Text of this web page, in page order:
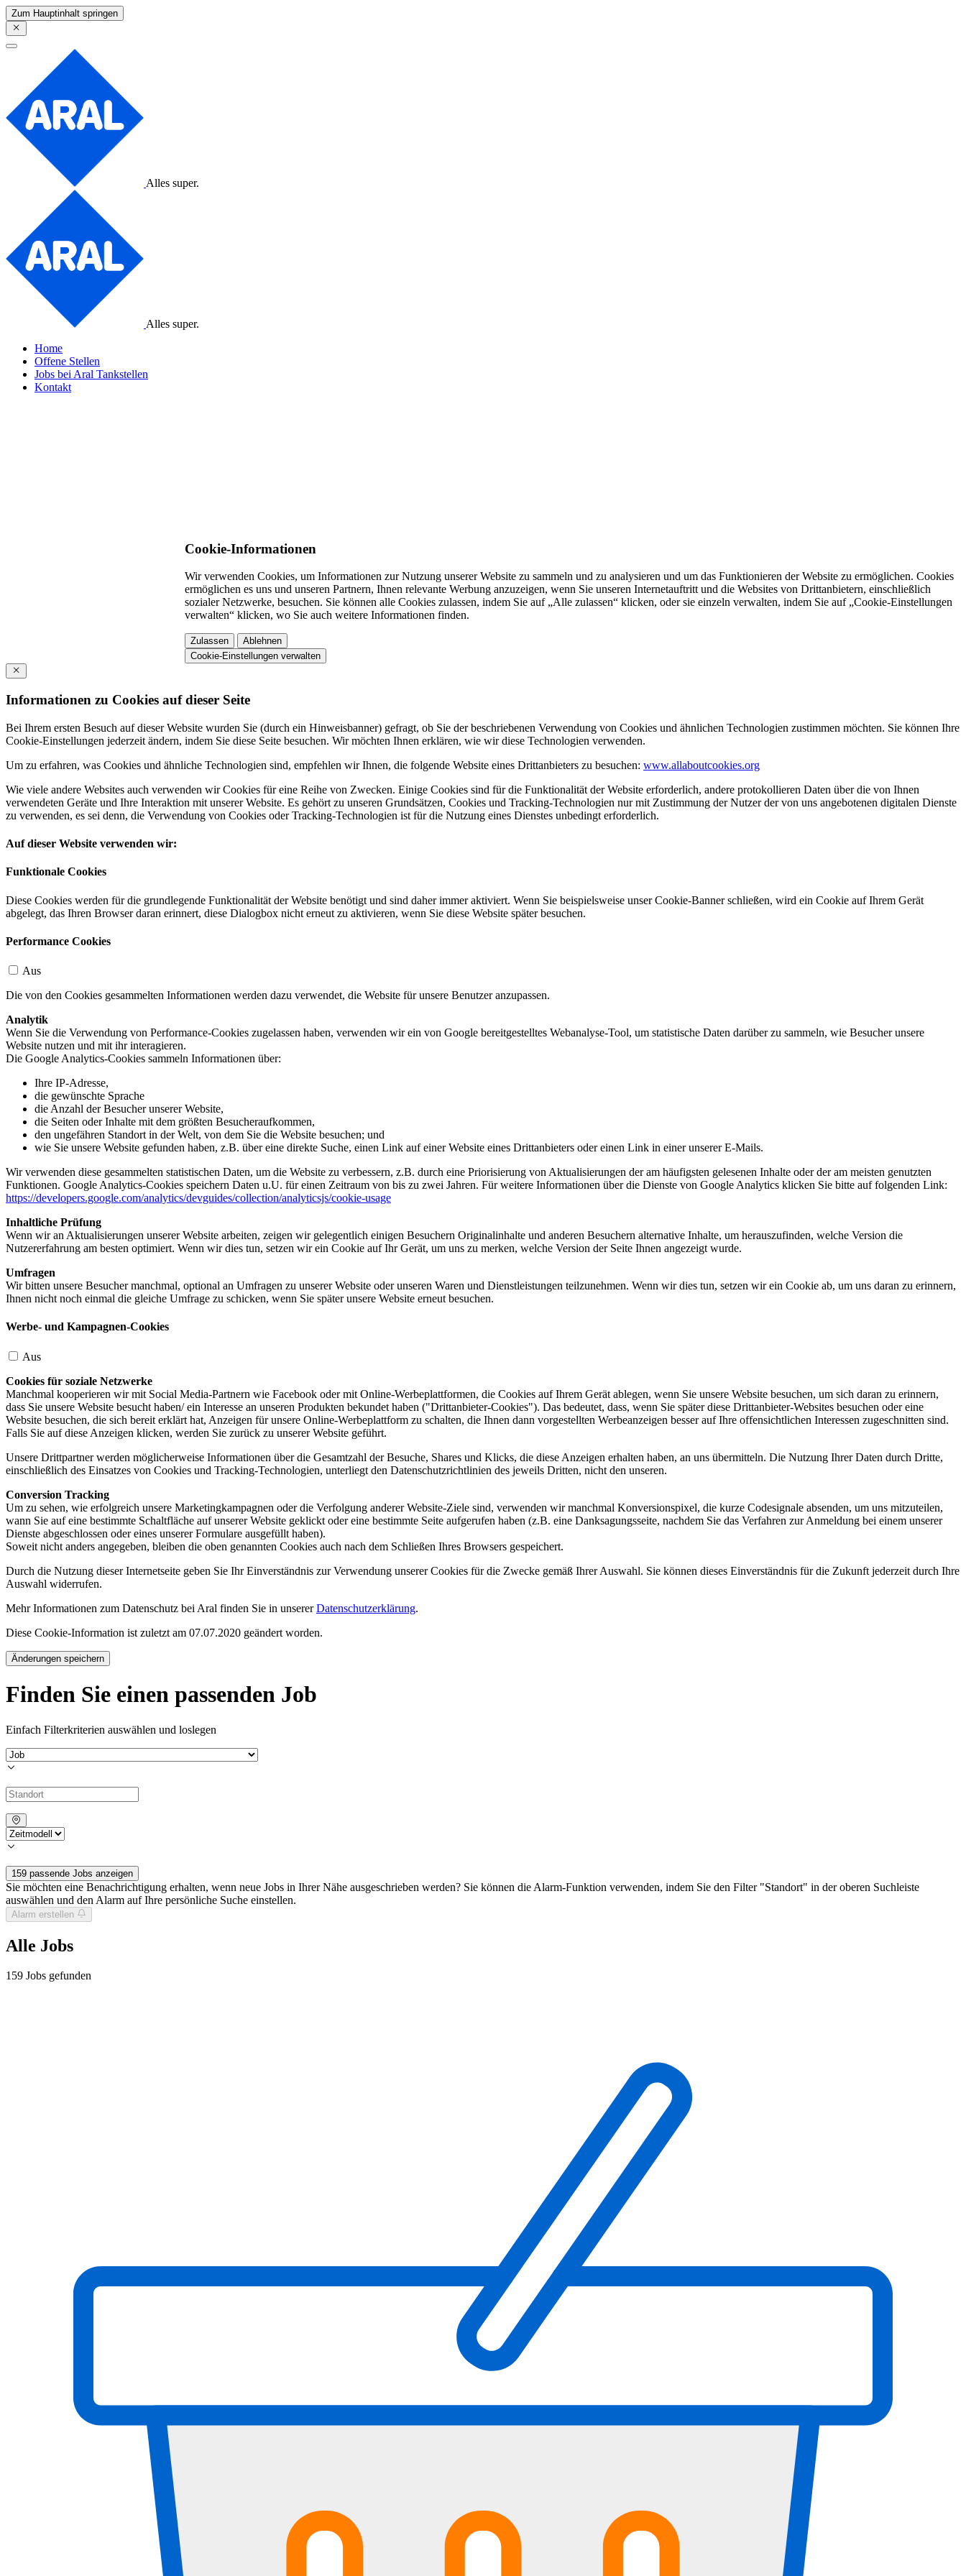
Zum Hauptinhalt springen
Alles super.
Alles super.
Home
Offene Stellen
Jobs bei Aral Tankstellen
Kontakt
Cookie-Informationen
Wir verwenden Cookies, um Informationen zur Nutzung unserer Website zu sammeln und zu analysieren und um das Funktionieren der Website zu ermöglichen. Cookies
ermöglichen es uns und unseren Partnern, Ihnen relevante Werbung anzuzeigen, wenn Sie unseren Internetauftritt und die Websites von Drittanbietern, einschließlich
sozialer Netzwerke, besuchen. Sie können alle Cookies zulassen, indem Sie auf „Alle zulassen“ klicken, oder sie einzeln verwalten, indem Sie auf „Cookie-Einstellungen
verwalten“ klicken, wo Sie auch weitere Informationen finden.
Zulassen
Ablehnen
Cookie-Einstellungen verwalten
Informationen zu Cookies auf dieser Seite
Bei Ihrem ersten Besuch auf dieser Website wurden Sie (durch ein Hinweisbanner) gefragt, ob Sie der beschriebenen Verwendung von Cookies und ähnlichen Technologien zustimmen möchten. Sie können Ihre
Cookie-Einstellungen jederzeit ändern, indem Sie diese Seite besuchen. Wir möchten Ihnen erklären, wie wir diese Technologien verwenden.
Um zu erfahren, was Cookies und ähnliche Technologien sind, empfehlen wir Ihnen, die folgende Website eines Drittanbieters zu besuchen: www.allaboutcookies.org
Wie viele andere Websites auch verwenden wir Cookies für eine Reihe von Zwecken. Einige Cookies sind für die Funktionalität der Website erforderlich, andere protokollieren Daten über die von Ihnen
verwendeten Geräte und Ihre Interaktion mit unserer Website. Es gehört zu unseren Grundsätzen, Cookies und Tracking-Technologien nur mit Zustimmung der Nutzer der von uns angebotenen digitalen Dienste
zu verwenden, es sei denn, die Verwendung von Cookies oder Tracking-Technologien ist für die Nutzung eines Dienstes unbedingt erforderlich.
Auf dieser Website verwenden wir:
Funktionale Cookies
Diese Cookies werden für die grundlegende Funktionalität der Website benötigt und sind daher immer aktiviert. Wenn Sie beispielsweise unser Cookie-Banner schließen, wird ein Cookie auf Ihrem Gerät
abgelegt, das Ihren Browser daran erinnert, diese Dialogbox nicht erneut zu aktivieren, wenn Sie diese Website später besuchen.
Performance Cookies
Aus
Die von den Cookies gesammelten Informationen werden dazu verwendet, die Website für unsere Benutzer anzupassen.
Analytik
Wenn Sie die Verwendung von Performance-Cookies zugelassen haben, verwenden wir ein von Google bereitgestelltes Webanalyse-Tool, um statistische Daten darüber zu sammeln, wie Besucher unsere
Website nutzen und mit ihr interagieren.
Die Google Analytics-Cookies sammeln Informationen über:
Ihre IP-Adresse,
die gewünschte Sprache
die Anzahl der Besucher unserer Website,
die Seiten oder Inhalte mit dem größten Besucheraufkommen,
den ungefähren Standort in der Welt, von dem Sie die Website besuchen; und
wie Sie unsere Website gefunden haben, z.B. über eine direkte Suche, einen Link auf einer Website eines Drittanbieters oder einen Link in einer unserer E-Mails.
Wir verwenden diese gesammelten statistischen Daten, um die Website zu verbessern, z.B. durch eine Priorisierung von Aktualisierungen der am häufigsten gelesenen Inhalte oder der am meisten genutzten
Funktionen. Google Analytics-Cookies speichern Daten u.U. für einen Zeitraum von bis zu zwei Jahren. Für weitere Informationen über die Dienste von Google Analytics klicken Sie bitte auf folgenden Link:
https://developers.google.com/analytics/devguides/collection/analyticsjs/cookie-usage
Inhaltliche Prüfung
Wenn wir an Aktualisierungen unserer Website arbeiten, zeigen wir gelegentlich einigen Besuchern Originalinhalte und anderen Besuchern alternative Inhalte, um herauszufinden, welche Version die
Nutzererfahrung am besten optimiert. Wenn wir dies tun, setzen wir ein Cookie auf Ihr Gerät, um uns zu merken, welche Version der Seite Ihnen angezeigt wurde.
Umfragen
Wir bitten unsere Besucher manchmal, optional an Umfragen zu unserer Website oder unseren Waren und Dienstleistungen teilzunehmen. Wenn wir dies tun, setzen wir ein Cookie ab, um uns daran zu erinnern,
Ihnen nicht noch einmal die gleiche Umfrage zu schicken, wenn Sie später unsere Website erneut besuchen.
Werbe- und Kampagnen-Cookies
Aus
Cookies für soziale Netzwerke
Manchmal kooperieren wir mit Social Media-Partnern wie Facebook oder mit Online-Werbeplattformen, die Cookies auf Ihrem Gerät ablegen, wenn Sie unsere Website besuchen, um sich daran zu erinnern,
dass Sie unsere Website besucht haben/ ein Interesse an unseren Produkten bekundet haben ("Drittanbieter-Cookies"). Das bedeutet, dass, wenn Sie später diese Drittanbieter-Websites besuchen oder eine
Website besuchen, die sich bereit erklärt hat, Anzeigen für unsere Online-Werbeplattform zu schalten, die Ihnen dann vorgestellten Werbeanzeigen besser auf Ihre offensichtlichen Interessen zugeschnitten sind.
Falls Sie auf diese Anzeigen klicken, werden Sie zurück zu unserer Website geführt.
Unsere Drittpartner werden möglicherweise Informationen über die Gesamtzahl der Besuche, Shares und Klicks, die diese Anzeigen erhalten haben, an uns übermitteln. Die Nutzung Ihrer Daten durch Dritte,
einschließlich des Einsatzes von Cookies und Tracking-Technologien, unterliegt den Datenschutzrichtlinien des jeweils Dritten, nicht den unseren.
Conversion Tracking
Um zu sehen, wie erfolgreich unsere Marketingkampagnen oder die Verfolgung anderer Website-Ziele sind, verwenden wir manchmal Konversionspixel, die kurze Codesignale absenden, um uns mitzuteilen,
wann Sie auf eine bestimmte Schaltfläche auf unserer Website geklickt oder eine bestimmte Seite aufgerufen haben (z.B. eine Danksagungsseite, nachdem Sie das Verfahren zur Anmeldung bei einem unserer
Dienste abgeschlossen oder eines unserer Formulare ausgefüllt haben).
Soweit nicht anders angegeben, bleiben die oben genannten Cookies auch nach dem Schließen Ihres Browsers gespeichert.
Durch die Nutzung dieser Internetseite geben Sie Ihr Einverständnis zur Verwendung unserer Cookies für die Zwecke gemäß Ihrer Auswahl. Sie können dieses Einverständnis für die Zukunft jederzeit durch Ihre
Auswahl widerrufen.
Mehr Informationen zum Datenschutz bei Aral finden Sie in unsererDatenschutzerklärung.
Diese Cookie-Information ist zuletzt am 07.07.2020 geändert worden.
Änderungen speichern
Finden Sie einen passenden Job
Einfach Filterkriterien auswählen und loslegen
159 passende Jobs anzeigen
Sie möchten eine Benachrichtigung erhalten, wenn neue Jobs in Ihrer Nähe ausgeschrieben werden? Sie können die Alarm-Funktion verwenden, indem Sie den Filter "Standort" in der oberen Suchleiste
auswählen und den Alarm auf Ihre persönliche Suche einstellen.
Alarm erstellen
Alle Jobs
159 Jobs gefunden